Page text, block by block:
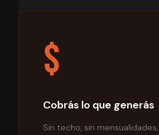
$
Cobrás lo que generás
Sin techo, sin